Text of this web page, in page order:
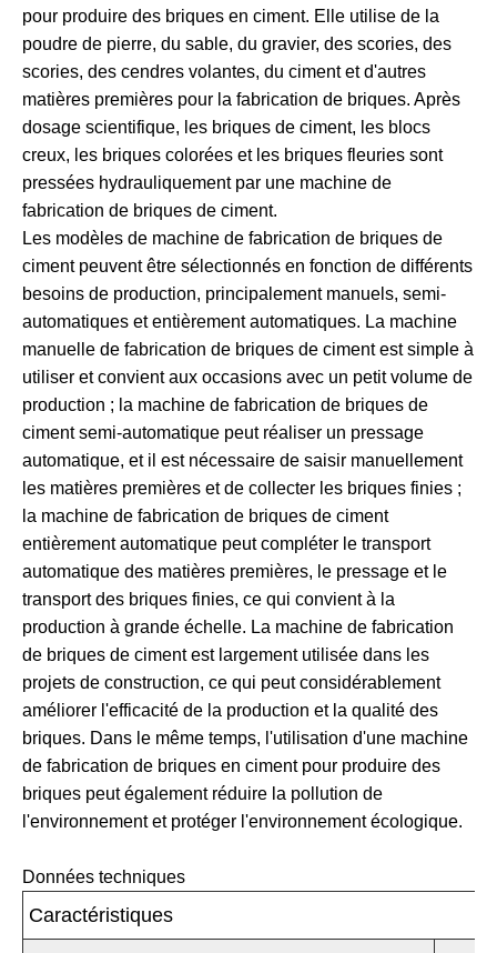
pour produire des briques en ciment. Elle utilise de la
poudre de pierre, du sable, du gravier, des scories, des
scories, des cendres volantes, du ciment et d'autres
matières premières pour la fabrication de briques. Après
dosage scientifique, les briques de ciment, les blocs
creux, les briques colorées et les briques fleuries sont
pressées hydrauliquement par une machine de
fabrication de briques de ciment.
Les modèles de machine de fabrication de briques de
ciment peuvent être sélectionnés en fonction de différents
besoins de production, principalement manuels, semi-
automatiques et entièrement automatiques. La machine
manuelle de fabrication de briques de ciment est simple à
utiliser et convient aux occasions avec un petit volume de
production ; la machine de fabrication de briques de
ciment semi-automatique peut réaliser un pressage
automatique, et il est nécessaire de saisir manuellement
les matières premières et de collecter les briques finies ;
la machine de fabrication de briques de ciment
entièrement automatique peut compléter le transport
automatique des matières premières, le pressage et le
transport des briques finies, ce qui convient à la
production à grande échelle. La machine de fabrication
de briques de ciment est largement utilisée dans les
projets de construction, ce qui peut considérablement
améliorer l'efficacité de la production et la qualité des
briques. Dans le même temps, l'utilisation d'une machine
de fabrication de briques en ciment pour produire des
briques peut également réduire la pollution de
l'environnement et protéger l'environnement écologique.
Données techniques
Caractéristiques